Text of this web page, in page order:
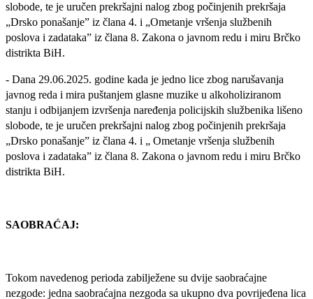
slobode, te je uručen prekršajni nalog zbog počinjenih prekršaja
„Drsko ponašanje” iz člana 4. i „Ometanje vršenja službenih
poslova i zadataka” iz člana 8. Zakona o javnom redu i miru Brčko
distrikta BiH.
- Dana 29.06.2025. godine kada je jedno lice zbog narušavanja
javnog reda i mira puštanjem glasne muzike u alkoholiziranom
stanju i odbijanjem izvršenja naređenja policijskih službenika lišeno
slobode, te je uručen prekršajni nalog zbog počinjenih prekršaja
„Drsko ponašanje” iz člana 4. i „ Ometanje vršenja službenih
poslova i zadataka” iz člana 8. Zakona o javnom redu i miru Brčko
distrikta BiH.
SAOBRAĆAJ:
Tokom navedenog perioda zabilježene su dvije saobraćajne
nezgode: jedna saobraćajna nezgoda sa ukupno dva povrijeđena lica